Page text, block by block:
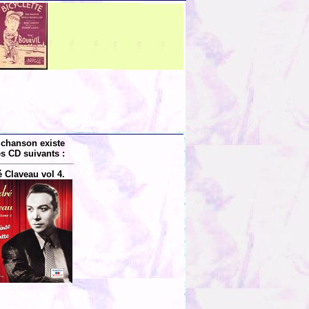
existe
CD suivants :
Claveau vol 4.